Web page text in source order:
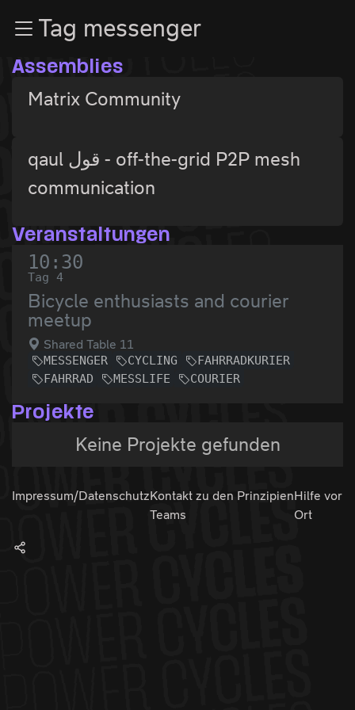
Zum InhaltTag messenger
Assemblies
Matrix Community
qaul قول - off-the-grid P2P mesh
communication
Veranstaltungen
10:30
Tag 4
Bicycle enthusiasts and courier
meetup
Shared Table 11
MESSENGER CYCLING
FAHRRADKURIER
FAHRRAD
MESSLIFE COURIER
Projekte
Keine Projekte gefunden
Impressum/DatenschutzKontakt zu den
Teams
PrinzipienHilfe vor
Ort